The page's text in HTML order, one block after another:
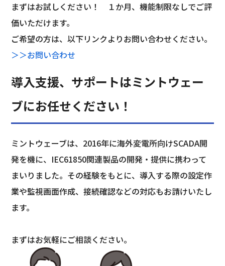
まずはお試しください！　１か月、機能制限なしでご評
価いただけます。
ご希望の方は、以下リンクよりお問い合わせください。
＞＞お問い合わせ
導入支援、サポートはミントウェー
ブにお任せください！
ミントウェーブは、2016年に海外変電所向けSCADA開
発を機に、IEC61850関連製品の開発・提供に携わって
まいりました。その経験をもとに、導入する際の設定作
業や監視画面作成、接続確認などの対応もお請けいたし
ます。
まずはお気軽にご相談ください。